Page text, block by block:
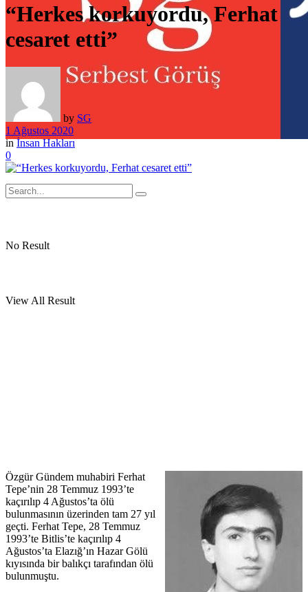
No Result
View All Result
“Herkes korkuyordu, Ferhat
cesaret etti”
by SG
1 Ağustos 2020
in İnsan Hakları
0
Özgür Gündem muhabiri Ferhat
Tepe’nin 28 Temmuz 1993’te
kaçırılıp 4 Ağustos’ta ölü
bulunmasının üzerinden tam 27 yıl
geçti. Ferhat Tepe, 28 Temmuz
1993’te Bitlis’te kaçırılıp 4
Ağustos’ta Elazığ’ın Hazar Gölü
kıyısında bir balıkçı tarafından ölü
bulunmuştu.